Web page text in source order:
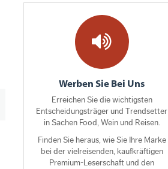
Werben Sie Bei Uns
Erreichen Sie die wichtigsten
Entscheidungsträger und Trendsetter
in Sachen Food, Wein und Reisen.
Finden Sie heraus, wie Sie Ihre Marke
bei der vielreisenden, kaufkräftigen
Premium-Leserschaft und den